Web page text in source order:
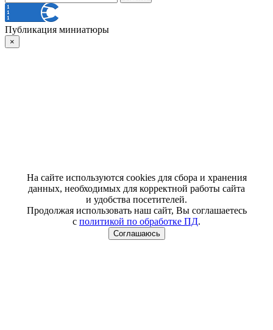
Публикация миниатюры
×
На сайте используются cookies для сбора и хранения
данных, необходимых для корректной работы сайта
и удобства посетителей.
Продолжая использовать наш сайт, Вы соглашаетесь
с политикой по обработке ПД.
Соглашаюсь